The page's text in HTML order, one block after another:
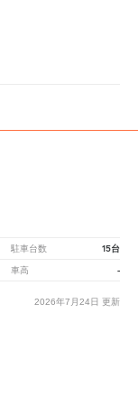
駐車台数 15台
車高 -
2026年7月24日 更新